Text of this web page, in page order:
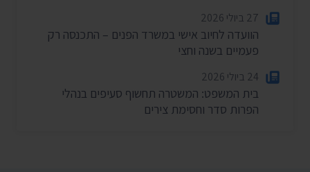
27 ביולי 2026
הוועדה לחיוב אישי במשרד הפנים – התכנסה רק
פעמיים בשנה וחצי
24 ביולי 2026
בית המשפט: המשטרה תחשוף סעיפים בנהלי
הפרות סדר וחסימת צירים